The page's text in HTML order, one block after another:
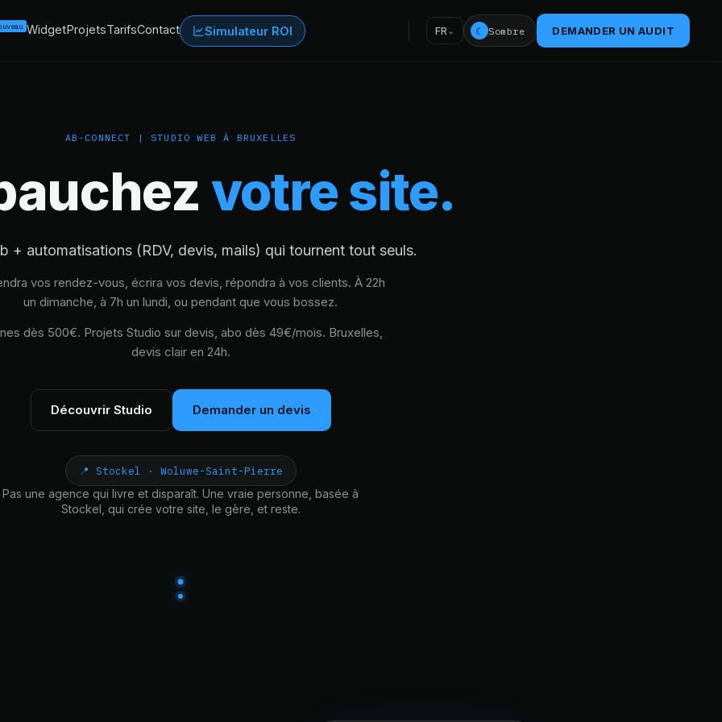
WidgetProjetsTarifsContact Simulateur ROI FR ☾ Sombre DEMANDER UN AUDIT
AB-CONNECT | STUDIO WEB À BRUXELLES
votre site.
+ automatisations (RDV, devis, mails) qui tournent tout seuls.
vos rendez-vous, écrira vos devis, répondra à vos clients. À 22h
un dimanche, à 7h un lundi, ou pendant que vous bossez.
dès 500€. Projets Studio sur devis, abo dès 49€/mois. Bruxelles,
devis clair en 24h.
Découvrir Studio Demander un devis
📍 Stockel · Woluwe-Saint-Pierre
Pas une agence qui livre et disparaît. Une vraie personne, basée à
Stockel, qui crée votre site, le gère, et reste.